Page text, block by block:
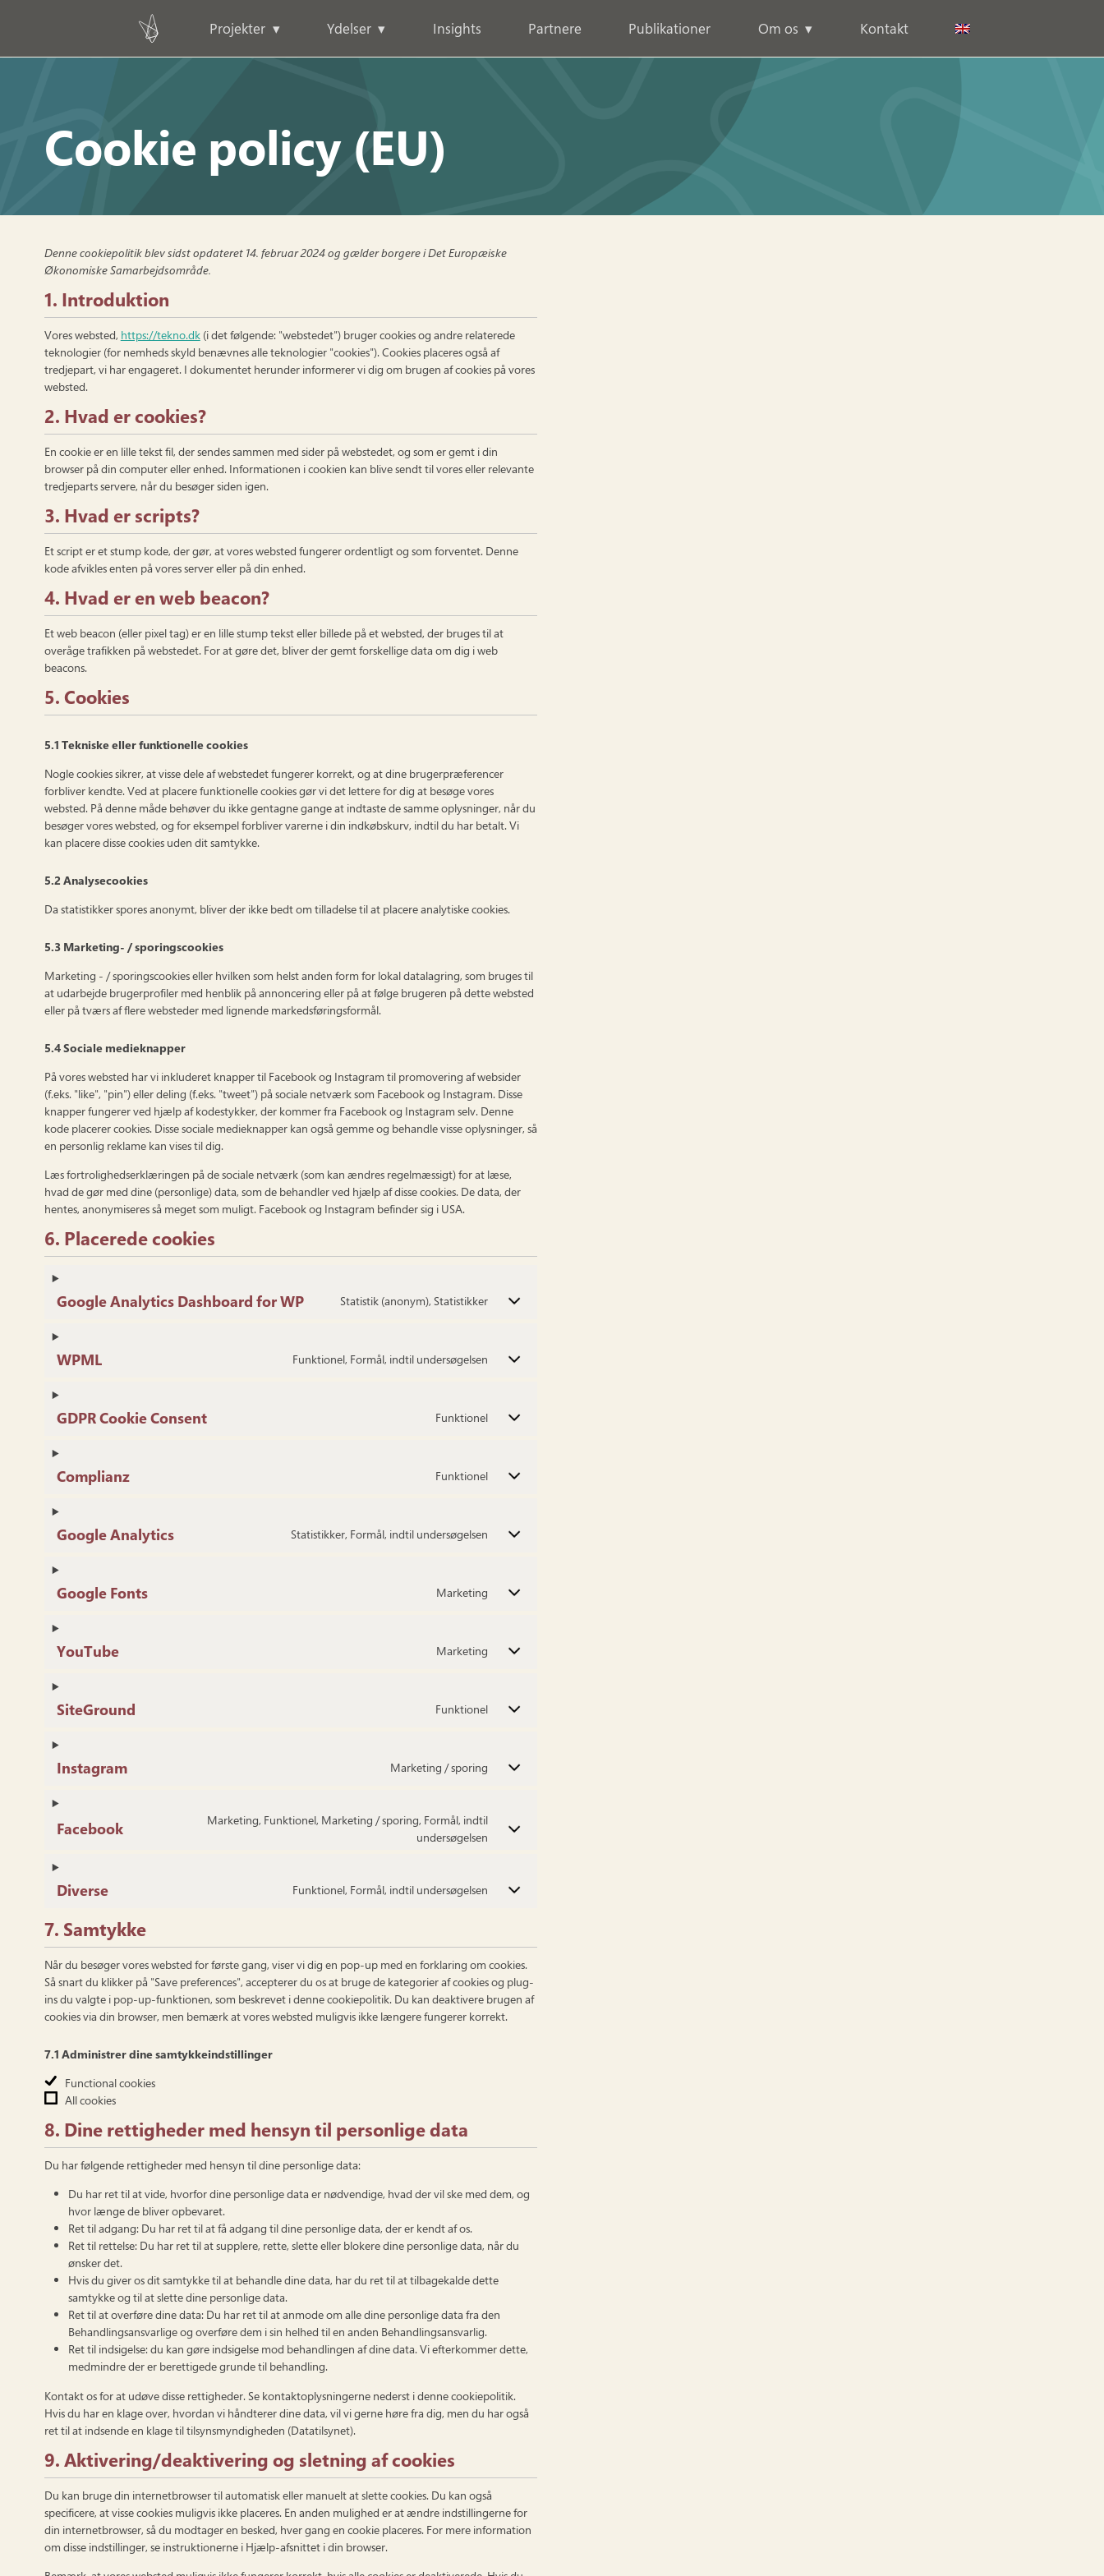
Projekter Ydelser Insights Partnere Publikationer Om os Kontakt
Cookie policy (EU)
Denne cookiepolitik blev sidst opdateret 14. februar 2024 og gælder borgere i Det Europæiske
Økonomiske Samarbejdsområde.
1. Introduktion
Vores websted, https://tekno.dk(i det følgende: "webstedet") bruger cookies og andre relaterede
teknologier (for nemheds skyld benævnes alle teknologier "cookies"). Cookies placeres også af
tredjepart, vi har engageret. I dokumentet herunder informerer vi dig om brugen af ​​cookies på vores
websted.
2. Hvad er cookies?
En cookie er en lille tekst fil, der sendes sammen med sider på webstedet, og som er gemt i din
browser på din computer eller enhed. Informationen i cookien kan blive sendt til vores eller relevante
tredjeparts servere, når du besøger siden igen.
3. Hvad er scripts?
Et script er et stump kode, der gør, at vores websted fungerer ordentligt og som forventet. Denne
kode afvikles enten på vores server eller på din enhed.
4. Hvad er en web beacon?
Et web beacon (eller pixel tag) er en lille stump tekst eller billede på et websted, der bruges til at
overåge trafikken på webstedet. For at gøre det, bliver der gemt forskellige data om dig i web
beacons.
5. Cookies
5.1 Tekniske eller funktionelle cookies
Nogle cookies sikrer, at visse dele af webstedet fungerer korrekt, og at dine brugerpræferencer
forbliver kendte. Ved at placere funktionelle cookies gør vi det lettere for dig at besøge vores
websted. På denne måde behøver du ikke gentagne gange at indtaste de samme oplysninger, når du
besøger vores websted, og for eksempel forbliver varerne i din indkøbskurv, indtil du har betalt. Vi
kan placere disse cookies uden dit samtykke.
5.2 Analysecookies
Da statistikker spores anonymt, bliver der ikke bedt om tilladelse til at placere analytiske cookies.
5.3 Marketing- / sporingscookies
Marketing - / sporingscookies eller hvilken som helst anden form for lokal datalagring, som bruges til
at udarbejde brugerprofiler med henblik på annoncering eller på at følge brugeren på dette websted
eller på tværs af flere websteder med lignende markedsføringsformål.
5.4 Sociale medieknapper
På vores websted har vi inkluderet knapper til Facebook og Instagram til promovering af websider
(f.eks. "like", "pin") eller deling (f.eks. "tweet") på sociale netværk som Facebook og Instagram. Disse
knapper fungerer ved hjælp af kodestykker, der kommer fra Facebook og Instagram selv. Denne
kode placerer cookies. Disse sociale medieknapper kan også gemme og behandle visse oplysninger, så
en personlig reklame kan vises til dig.
Læs fortrolighedserklæringen på de sociale netværk (som kan ændres regelmæssigt) for at læse,
hvad de gør med dine (personlige) data, som de behandler ved hjælp af disse cookies. De data, der
hentes, anonymiseres så meget som muligt. Facebook og Instagram befinder sig i USA.
6. Placerede cookies
Google Analytics Dashboard for WP Statistik (anonym), Statistikker
WPML Funktionel, Formål, indtil undersøgelsen
GDPR Cookie Consent Funktionel
Complianz Funktionel
Google Analytics Statistikker, Formål, indtil undersøgelsen
Google Fonts Marketing
YouTube Marketing
SiteGround Funktionel
Instagram Marketing / sporing
Facebook
Marketing, Funktionel, Marketing / sporing, Formål, indtil
undersøgelsen
Diverse Funktionel, Formål, indtil undersøgelsen
7. Samtykke
Når du besøger vores websted for første gang, viser vi dig en pop-up med en forklaring om cookies.
Så snart du klikker på "Save preferences", accepterer du os at bruge de kategorier af cookies og plug-
ins du valgte i pop-up-funktionen, som beskrevet i denne cookiepolitik. Du kan deaktivere brugen af ​​
cookies via din browser, men bemærk at vores websted muligvis ikke længere fungerer korrekt.
7.1 Administrer dine samtykkeindstillinger
Functional cookies
All cookies
8. Dine rettigheder med hensyn til personlige data
Du har følgende rettigheder med hensyn til dine personlige data:
Du har ret til at vide, hvorfor dine personlige data er nødvendige, hvad der vil ske med dem, og
hvor længe de bliver opbevaret.
Ret til adgang: Du har ret til at få adgang til dine personlige data, der er kendt af os.
Ret til rettelse: Du har ret til at supplere, rette, slette eller blokere dine personlige data, når du
ønsker det.
Hvis du giver os dit samtykke til at behandle dine data, har du ret til at tilbagekalde dette
samtykke og til at slette dine personlige data.
Ret til at overføre dine data: Du har ret til at anmode om alle dine personlige data fra den
Behandlingsansvarlige og overføre dem i sin helhed til en anden Behandlingsansvarlig.
Ret til indsigelse: du kan gøre indsigelse mod behandlingen af ​​dine data. Vi efterkommer dette,
medmindre der er berettigede grunde til behandling.
Kontakt os for at udøve disse rettigheder. Se kontaktoplysningerne nederst i denne cookiepolitik.
Hvis du har en klage over, hvordan vi håndterer dine data, vil vi gerne høre fra dig, men du har også
ret til at indsende en klage til tilsynsmyndigheden (Datatilsynet).
9. Aktivering/deaktivering og sletning af cookies
Du kan bruge din internetbrowser til automatisk eller manuelt at slette cookies. Du kan også
specificere, at visse cookies muligvis ikke placeres. En anden mulighed er at ændre indstillingerne for
din internetbrowser, så du modtager en besked, hver gang en cookie placeres. For mere information
om disse indstillinger, se instruktionerne i Hjælp-afsnittet i din browser.